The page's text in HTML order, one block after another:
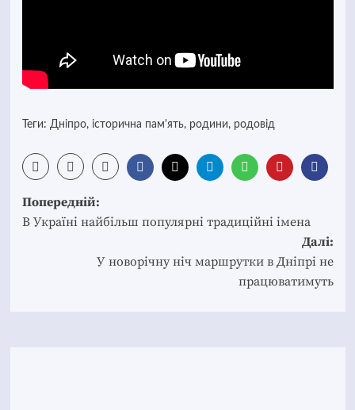
Теги: Дніпро, історична пам'ять, родини, родовід
Post
navigation
Попередній:
В Україні найбільш популярні традиційні імена
Далі:
У новорічну ніч маршрутки в Дніпрі не
працюватимуть